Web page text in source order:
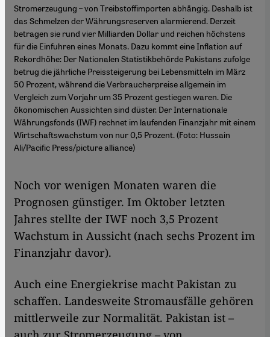
Stromerzeugung – von Treibstoffimporten abhängig. Deshalb ist
das Schmelzen der Währungsreserven alarmierend. Derzeit
betragen sie rund vier Milliarden Dollar und reichen höchstens
für die Einfuhren eines Monats. Dazu kommt eine Inflation auf
Rekordhöhe: Der Nationalen Statistikbehörde Pakistans zufolge
betrug die jährliche Preissteigerung bei Lebensmitteln im März
50 Prozent, während die Verbraucherpreise allgemein im
Vergleich zum Vorjahr um 35 Prozent gestiegen waren. Die
ökonomischen Aussichten sind düster. Der Internationale
Währungsfonds (IWF) rechnet im laufenden Finanzjahr mit einem
Wirtschaftswachstum von nur 0,5 Prozent. (Foto: Hussain
Ali/Pacific Press/picture alliance)
Noch vor wenigen Monaten waren die
Prognosen günstiger. Im Oktober letzten
Jahres stellte der IWF noch 3,5 Prozent
Wachstum in Aussicht (nach sechs Prozent im
Finanzjahr davor).
Auch eine Energiekrise macht Pakistan zu
schaffen. Landesweite Stromausfälle gehören
mittlerweile zur Normalität. Pakistan ist –